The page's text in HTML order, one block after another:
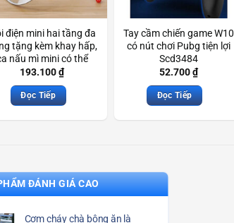
điện mini hai tầng đa
tặng kèm khay hấp,
nấu mì mini có thể
xào, nấu cơm, nấu
lẩu Scd3155
193.100₫
Đọc Tiếp
Tay cầm chiến game W10
có nút chơi Pubg tiện lợi
Scd3484
52.700₫
Đọc Tiếp
ĐÁNH GIÁ CAO
Cơm cháy chà bông ăn là